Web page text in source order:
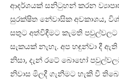
ආදර්ශයක් සනිටුහන් කරන
සුරක්ෂිත නේවාසික අවකාශය,
සතුට අත්විඳීමට කැමති
සැකයක් නැහැ. අප හඳුන්වා දී
නිසා, දැන් රටේ බොහෝ
නිවාස මිලදී ගැනීමට හැකි වී